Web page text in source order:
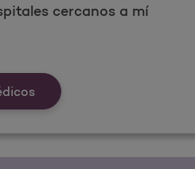
cercanos a mí
Buscar a mi doctor